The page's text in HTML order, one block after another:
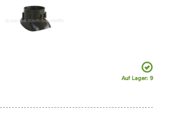
Auf Lager: 9